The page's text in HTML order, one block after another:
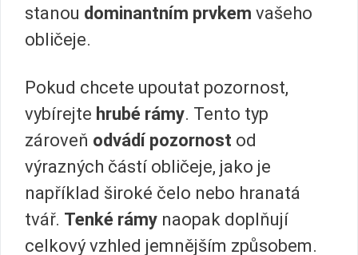
stanou dominantním prvkem vašeho
obličeje.
Pokud chcete upoutat pozornost,
vybírejte hrubé rámy. Tento typ
zároveň odvádí pozornost od
výrazných částí obličeje, jako je
například široké čelo nebo hranatá
tvář. Tenké rámy naopak doplňují
celkový vzhled jemnějším způsobem.